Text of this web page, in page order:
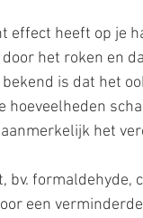
effect heeft op je
het roken en
is dat het
hoeveelheden
het
bv. formaldehyde,
een